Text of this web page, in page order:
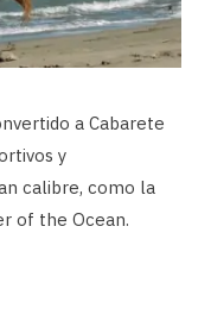
a Cabarete
y
calibre, como la
of the Ocean.